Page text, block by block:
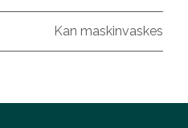
Kan maskinvaskes